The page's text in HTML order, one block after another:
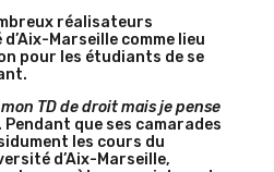
réalisateurs
Marseille comme lieu
pour les étudiants de se
TD de droit mais je pense
Pendant que ses camarades
les cours du
d’Aix-Marseille,